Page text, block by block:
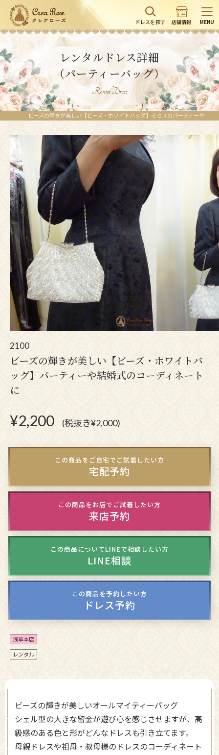
ドレスを探す 店舗情報 MENU
レンタルドレス詳細
（パーティーバッグ）
Rental Dress
ビーズの輝きが美しい【ビーズ・ホワイトバッグ】ミセスのパーティーや結婚式のコーディネートに | レンタルドレスのクレアローズ東京
2100
ビーズの輝きが美しい【ビーズ・ホワイトバ
ッグ】パーティーや結婚式のコーディネート
に
¥2,200 (税抜き¥2,000)
この商品をご自宅でご試着したい方
宅配予約
この商品をお店でご試着したい方
来店予約
この商品についてLINEで相談したい方
LINE相談
この商品を予約したい方
ドレス予約
浅草本店
レンタル
ビーズの輝きが美しいオールマイティーバッグ
シェル型の大きな留金が遊び心を感じさせますが、高
級感のある色と形がどんなドレスも引き立てます。
母親ドレスや祖母・叔母様のドレスのコーディネート